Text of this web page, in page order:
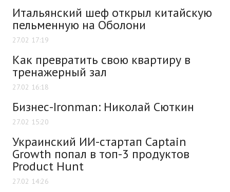
Итальянский шеф открыл китайскую
пельменную на Оболони
27.02 17:19
Как превратить свою квартиру в
тренажерный зал
27.02 16:18
Бизнес-Ironman: Николай Сюткин
27.02 15:20
Украинский ИИ-стартап Captain
Growth попал в топ-3 продуктов
Product Hunt
27.02 14:26